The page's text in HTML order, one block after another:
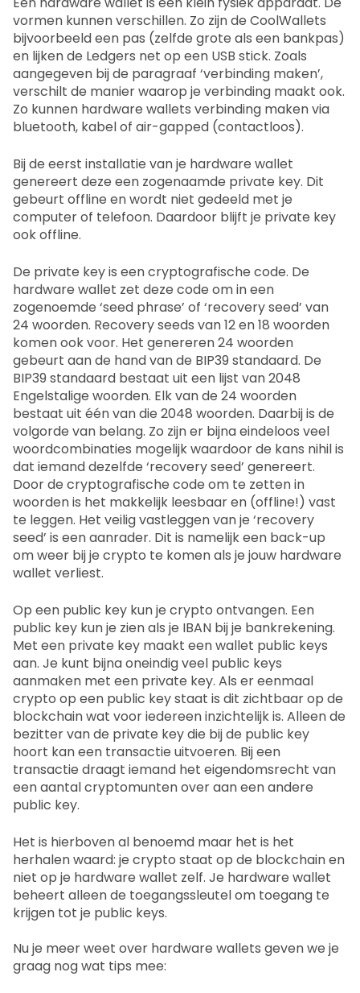
vormen kunnen verschillen. Zo zijn de CoolWallets
bijvoorbeeld een pas (zelfde grote als een bankpas)
en lijken de Ledgers net op een USB stick. Zoals
aangegeven bij de paragraaf ‘verbinding maken’,
verschilt de manier waarop je verbinding maakt ook.
Zo kunnen hardware wallets verbinding maken via
bluetooth, kabel of air-gapped (contactloos).
Bij de eerst installatie van je hardware wallet
genereert deze een zogenaamde private key. Dit
gebeurt offline en wordt niet gedeeld met je
computer of telefoon. Daardoor blijft je private key
ook offline.
De private key is een cryptografische code. De
hardware wallet zet deze code om in een
zogenoemde ‘seed phrase’ of ‘recovery seed’ van
24 woorden. Recovery seeds van 12 en 18 woorden
komen ook voor. Het genereren 24 woorden
gebeurt aan de hand van de BIP39 standaard. De
BIP39 standaard bestaat uit een lijst van 2048
Engelstalige woorden. Elk van de 24 woorden
bestaat uit één van die 2048 woorden. Daarbij is de
volgorde van belang. Zo zijn er bijna eindeloos veel
woordcombinaties mogelijk waardoor de kans nihil is
dat iemand dezelfde ‘recovery seed’ genereert.
Door de cryptografische code om te zetten in
woorden is het makkelijk leesbaar en (offline!) vast
te leggen. Het veilig vastleggen van je ‘recovery
seed’ is een aanrader. Dit is namelijk een back-up
om weer bij je crypto te komen als je jouw hardware
wallet verliest.
Op een public key kun je crypto ontvangen. Een
public key kun je zien als je IBAN bij je bankrekening.
Met een private key maakt een wallet public keys
aan. Je kunt bijna oneindig veel public keys
aanmaken met een private key. Als er eenmaal
crypto op een public key staat is dit zichtbaar op de
blockchain wat voor iedereen inzichtelijk is. Alleen de
bezitter van de private key die bij de public key
hoort kan een transactie uitvoeren. Bij een
transactie draagt iemand het eigendomsrecht van
een aantal cryptomunten over aan een andere
public key.
Het is hierboven al benoemd maar het is het
herhalen waard: je crypto staat op de blockchain en
niet op je hardware wallet zelf. Je hardware wallet
beheert alleen de toegangssleutel om toegang te
krijgen tot je public keys.
Nu je meer weet over hardware wallets geven we je
graag nog wat tips mee: